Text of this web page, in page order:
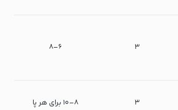
۳ ۶–۸
۳ ۸–۱۰ برای هر پا